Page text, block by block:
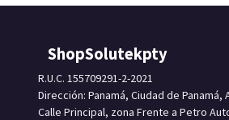
ShopSolutekpty
R.U.C. 155709291-2-2021
Dirección: Panamá, Ciudad de Panamá,
Calle Principal, zona Frente a Petro